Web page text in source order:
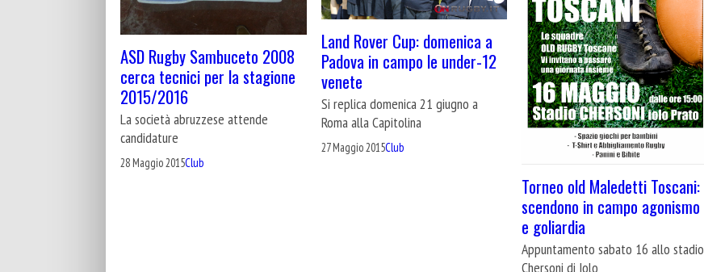
ASD Rugby Sambuceto 2008
cerca tecnici per la stagione
2015/2016
La società abruzzese attende
candidature
28 Maggio 2015Club
Land Rover Cup: domenica a
Padova in campo le under-12
venete
Si replica domenica 21 giugno a
Roma alla Capitolina
27 Maggio 2015Club
Torneo old Maledetti Toscani:
scendono in campo agonismo
e goliardia
Appuntamento sabato 16 allo stadio
Chersoni di Iolo